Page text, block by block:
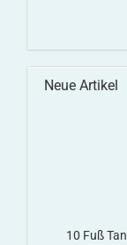
Neue Artikel
10 Fuß